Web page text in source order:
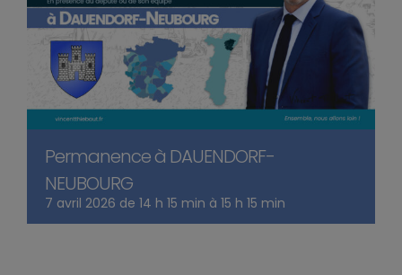
Permanence à DAUENDORF-
NEUBOURG
7 avril 2026 de 14 h 15 min à 15 h 15 min